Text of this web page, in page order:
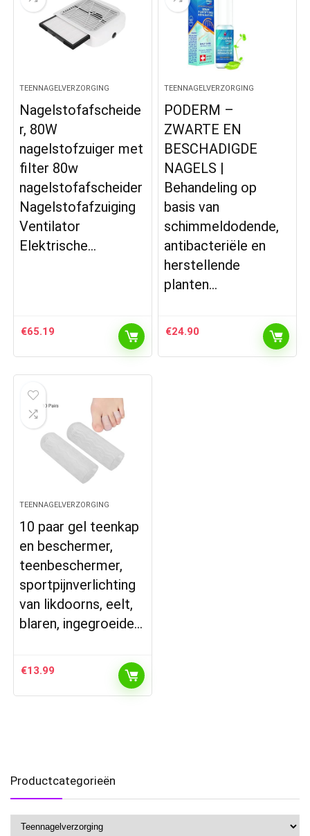
TEENNAGELVERZORGING
Nagelstofafscheide
r, 80W
nagelstofzuiger met
filter 80w
nagelstofafscheider
Nagelstofafzuiging
Ventilator
Elektrische…
€65.19
TEENNAGELVERZORGING
PODERM –
ZWARTE EN
BESCHADIGDE
NAGELS |
Behandeling op
basis van
schimmeldodende,
antibacteriële en
herstellende
planten…
€24.90
TEENNAGELVERZORGING
10 paar gel teenkap
en beschermer,
teenbeschermer,
sportpijnverlichting
van likdoorns, eelt,
blaren, ingegroeide…
€13.99
Productcategorieën